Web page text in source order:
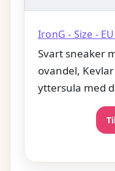
IronG - Size -
Svart sneaker
ovandel,
yttersula med